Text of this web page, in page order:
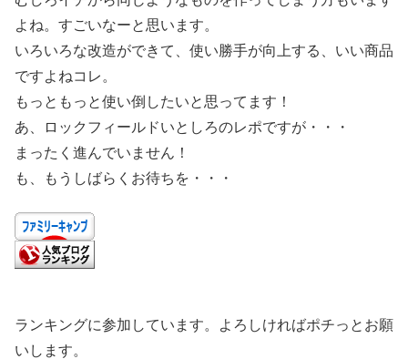
よね。すごいなーと思います。
いろいろな改造ができて、使い勝手が向上する、いい商品
ですよねコレ。
もっともっと使い倒したいと思ってます！
あ、ロックフィールドいとしろのレポですが・・・
まったく進んでいません！
も、もうしばらくお待ちを・・・
ランキングに参加しています。よろしければポチっとお願
いします。